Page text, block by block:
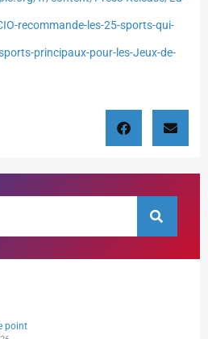
recommande-les-25-sports-qui-
principaux-pour-les-Jeux-de-
point